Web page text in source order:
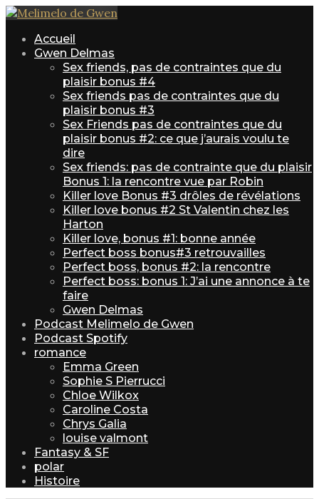
Accueil
Gwen Delmas
Sex friends, pas de contraintes que du
plaisir bonus #4
Sex friends pas de contraintes que du
plaisir bonus #3
Sex Friends pas de contraintes que du
plaisir bonus #2: ce que j’aurais voulu te
dire
Sex friends: pas de contrainte que du plaisir
Bonus 1: la rencontre vue par Robin
Killer love Bonus #3 drôles de révélations
Killer love bonus #2 St Valentin chez les
Harton
Killer love, bonus #1: bonne année
Perfect boss bonus#3 retrouvailles
Perfect boss, bonus #2: la rencontre
Perfect boss: bonus 1: J’ai une annonce à te
faire
Gwen Delmas
Podcast Melimelo de Gwen
Podcast Spotify
romance
Emma Green
Sophie S Pierrucci
Chloe Wilkox
Caroline Costa
Chrys Galia
louise valmont
Fantasy & SF
polar
Histoire